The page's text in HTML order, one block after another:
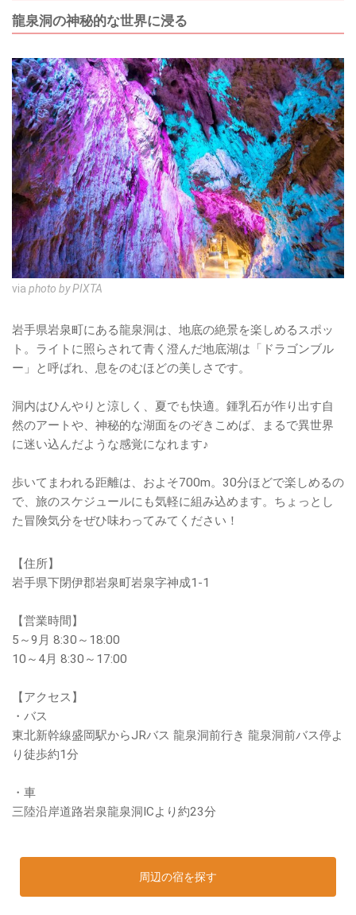
龍泉洞の神秘的な世界に浸る
via photo by PIXTA
岩手県岩泉町にある龍泉洞は、地底の絶景を楽しめるスポッ
ト。ライトに照らされて青く澄んだ地底湖は「ドラゴンブル
ー」と呼ばれ、息をのむほどの美しさです。
洞内はひんやりと涼しく、夏でも快適。鍾乳石が作り出す自
然のアートや、神秘的な湖面をのぞきこめば、まるで異世界
に迷い込んだような感覚になれます♪
歩いてまわれる距離は、およそ700m。30分ほどで楽しめるの
で、旅のスケジュールにも気軽に組み込めます。ちょっとし
た冒険気分をぜひ味わってみてください！
【住所】
岩手県下閉伊郡岩泉町岩泉字神成1-1
【営業時間】
5～9月 8:30～18:00
10～4月 8:30～17:00
【アクセス】
・バス
東北新幹線盛岡駅からJRバス 龍泉洞前行き 龍泉洞前バス停よ
り徒歩約1分
・車
三陸沿岸道路岩泉龍泉洞ICより約23分
周辺の宿を探す